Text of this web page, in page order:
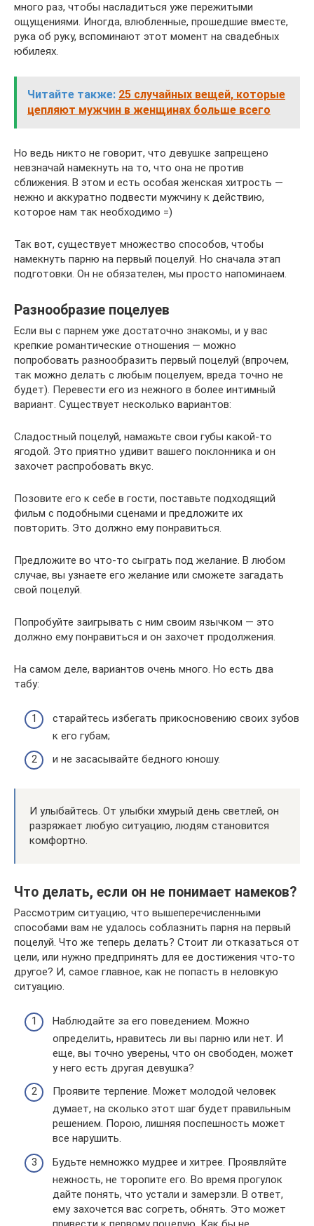
много раз, чтобы насладиться уже пережитыми
ощущениями. Иногда, влюбленные, прошедшие вместе,
рука об руку, вспоминают этот момент на свадебных
юбилеях.
Читайте также: 25 случайных вещей, которые
цепляют мужчин в женщинах больше всего
Но ведь никто не говорит, что девушке запрещено
невзначай намекнуть на то, что она не против
сближения. В этом и есть особая женская хитрость —
нежно и аккуратно подвести мужчину к действию,
которое нам так необходимо =)
Так вот, существует множество способов, чтобы
намекнуть парню на первый поцелуй. Но сначала этап
подготовки. Он не обязателен, мы просто напоминаем.
Разнообразие поцелуев
Если вы с парнем уже достаточно знакомы, и у вас
крепкие романтические отношения — можно
попробовать разнообразить первый поцелуй (впрочем,
так можно делать с любым поцелуем, вреда точно не
будет). Перевести его из нежного в более интимный
вариант. Существует несколько вариантов:
Сладостный поцелуй, намажьте свои губы какой-то
ягодой. Это приятно удивит вашего поклонника и он
захочет распробовать вкус.
Позовите его к себе в гости, поставьте подходящий
фильм с подобными сценами и предложите их
повторить. Это должно ему понравиться.
Предложите во что-то сыграть под желание. В любом
случае, вы узнаете его желание или сможете загадать
свой поцелуй.
Попробуйте заигрывать с ним своим язычком — это
должно ему понравиться и он захочет продолжения.
На самом деле, вариантов очень много. Но есть два
табу:
старайтесь избегать прикосновению своих зубов
к его губам;
и не засасывайте бедного юношу.
И улыбайтесь. От улыбки хмурый день светлей, он
разряжает любую ситуацию, людям становится
комфортно.
Что делать, если он не понимает намеков?
Рассмотрим ситуацию, что вышеперечисленными
способами вам не удалось соблазнить парня на первый
поцелуй. Что же теперь делать? Стоит ли отказаться от
цели, или нужно предпринять для ее достижения что-то
другое? И, самое главное, как не попасть в неловкую
ситуацию.
Наблюдайте за его поведением. Можно
определить, нравитесь ли вы парню или нет. И
еще, вы точно уверены, что он свободен, может
у него есть другая девушка?
Проявите терпение. Может молодой человек
думает, на сколько этот шаг будет правильным
решением. Порою, лишняя поспешность может
все нарушить.
Будьте немножко мудрее и хитрее. Проявляйте
нежность, не торопите его. Во время прогулок
дайте понять, что устали и замерзли. В ответ,
ему захочется вас согреть, обнять. Это может